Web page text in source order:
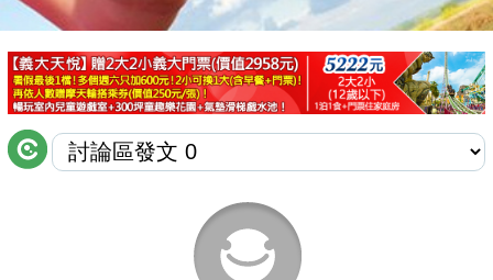
推薦景點
討論區
聯絡我們